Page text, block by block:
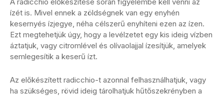
ízét is. Mivel ennek a zöldségnek van egy enyhén
kesernyés ízjegye, néha célszerű enyhíteni ezen az ízen.
Ezt megtehetjük úgy, hogy a levélzetet egy kis ideig vízben
áztatjuk, vagy citromlével és olívaolajjal ízesítjük, amelyek
semlegesítik a keserű ízt.
Az előkészített radicchio-t azonnal felhasználhatjuk, vagy
ha szükséges, rövid ideig tárolhatjuk hűtőszekrényben a